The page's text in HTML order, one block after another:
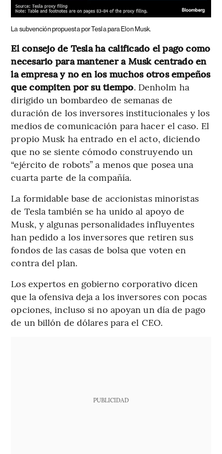
La subvención propuesta por Tesla para Elon Musk.
El consejo de Tesla ha calificado el pago como
necesario para mantener a Musk centrado en
la empresa y no en los muchos otros empeños
que compiten por su tiempo. Denholm ha
dirigido un bombardeo de semanas de
duración de los inversores institucionales y los
medios de comunicación para hacer el caso. El
propio Musk ha entrado en el acto, diciendo
que no se siente cómodo construyendo un
“ejército de robots” a menos que posea una
cuarta parte de la compañía.
La formidable base de accionistas minoristas
de Tesla también se ha unido al apoyo de
Musk, y algunas personalidades influyentes
han pedido a los inversores que retiren sus
fondos de las casas de bolsa que voten en
contra del plan.
Los expertos en gobierno corporativo dicen
que la ofensiva deja a los inversores con pocas
opciones, incluso si no apoyan un día de pago
de un billón de dólares para el CEO.
PUBLICIDAD